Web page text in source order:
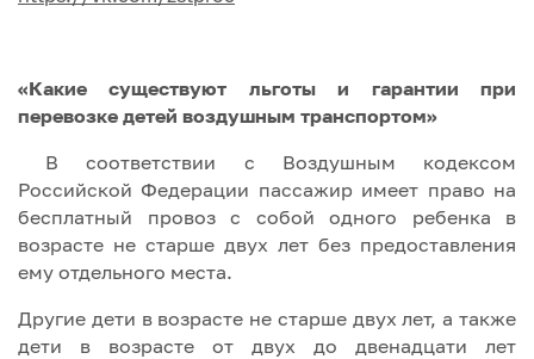
«Какие существуют льготы и гарантии при
перевозке детей воздушным транспортом»
В соответствии с Воздушным кодексом
Российской Федерации пассажир имеет право на
бесплатный провоз с собой одного ребенка в
возрасте не старше двух лет без предоставления
ему отдельного места.
Другие дети в возрасте не старше двух лет, а также
дети в возрасте от двух до двенадцати лет